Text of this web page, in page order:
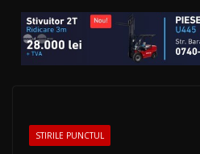
STIRILE PUNCTUL